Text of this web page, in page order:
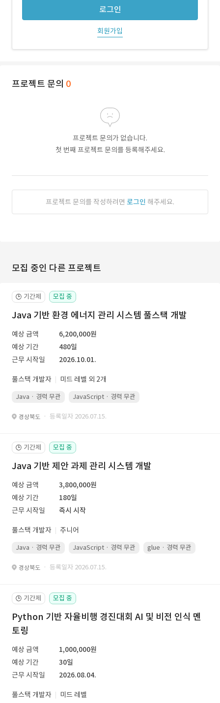
로그인
회원가입
프로젝트 문의 0
프로젝트 문의가 없습니다.
첫 번째 프로젝트 문의를 등록해주세요.
프로젝트 문의를 작성하려면 로그인 해주세요.
모집 중인 다른 프로젝트
🕒 기간제 모집 중
Java 기반 환경 에너지 관리 시스템 풀스택 개발
예상 금액
6,200,000원
예상 기간
480일
근무 시작일
2026.10.01.
풀스택 개발자 미드 레벨 외 2개
Java · 경력 무관 JavaScript · 경력 무관
경상북도 · 등록일자 2026.07.15.
🕒 기간제 모집 중
Java 기반 제안 과제 관리 시스템 개발
예상 금액
3,800,000원
예상 기간
180일
근무 시작일
즉시 시작
풀스택 개발자 주니어
Java · 경력 무관 JavaScript · 경력 무관 glue · 경력 무관
경상북도 · 등록일자 2026.07.15.
🕒 기간제 모집 중
Python 기반 자율비행 경진대회 AI 및 비전 인식 멘
토링
예상 금액
1,000,000원
예상 기간
30일
근무 시작일
2026.08.04.
풀스택 개발자 미드 레벨